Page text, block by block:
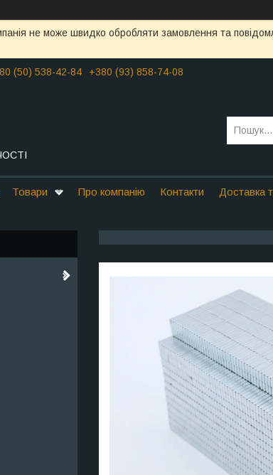
не може швидко обробляти замовлення та
(50) 538-42-84 +380 (93) 858-74-08
Товари Про компанію Контакти Доставка